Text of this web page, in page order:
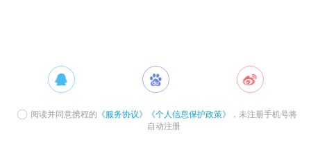
阅读并同意携程的 《服务协议》 《个人信息保护政策》
，未注册手机号将
自动注册